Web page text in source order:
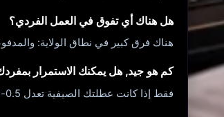
هل هناك أي تفوق في العمل الفردي؟
هناك فرق كبير في نطاق الولاية:
كم هو جيد, هل يمكنك الاستمرار
فقط إذا كانت عطلتك الصيفية تعدل 0.5-1 EH/s وتنتقل إلى استخدام غير منتظم. في هذه الحالات، استخدم FPPS أفضل النتائج. الرجاء المساعدة